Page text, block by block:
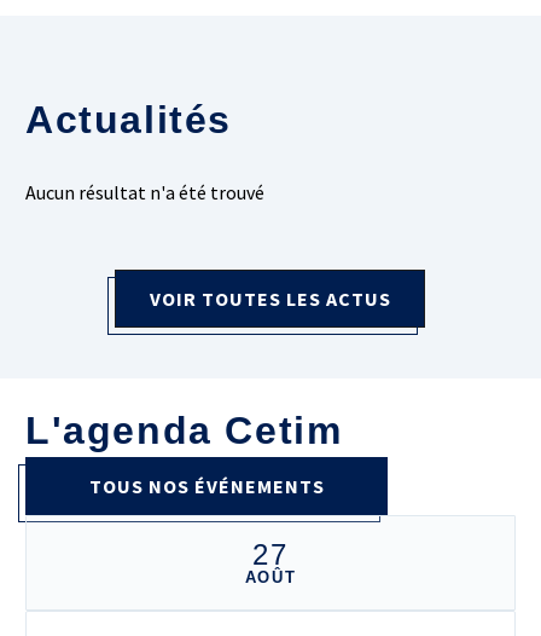
Actualités
Aucun résultat n'a été trouvé
VOIR TOUTES LES ACTUS
L'agenda Cetim
TOUS NOS ÉVÉNEMENTS
27
AOÛT